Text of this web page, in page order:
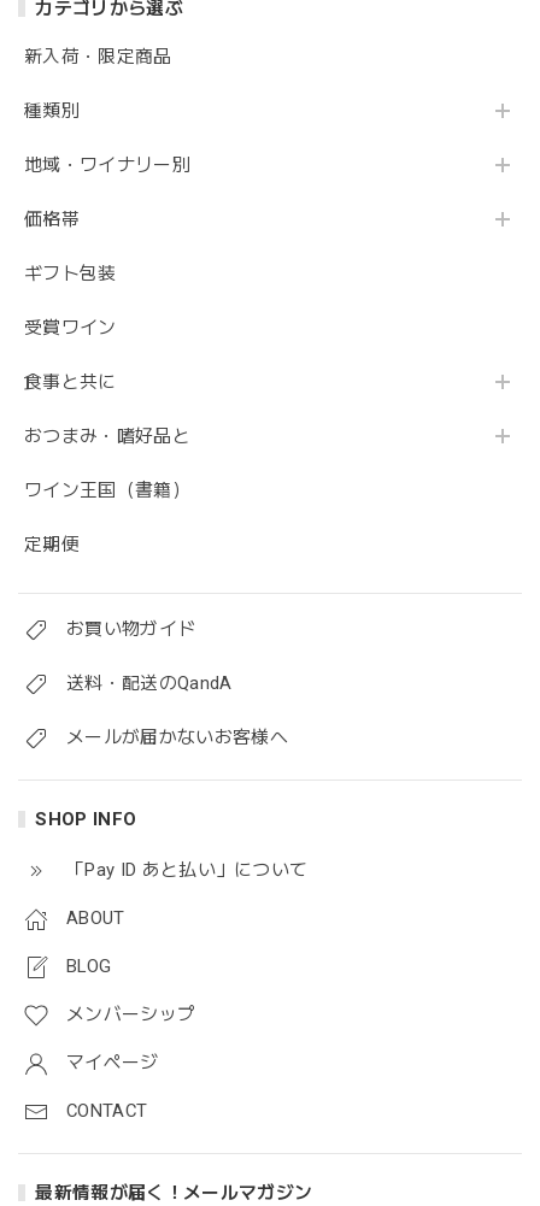
カテゴリから選ぶ
新入荷・限定商品
種類別
地域・ワイナリー別
価格帯
ギフト包装
受賞ワイン
食事と共に
おつまみ・嗜好品と
ワイン王国（書籍）
定期便
お買い物ガイド
送料・配送のQandA
メールが届かないお客様へ
SHOP INFO
「Pay ID あと払い」について
ABOUT
BLOG
メンバーシップ
マイページ
CONTACT
最新情報が届く！メールマガジン